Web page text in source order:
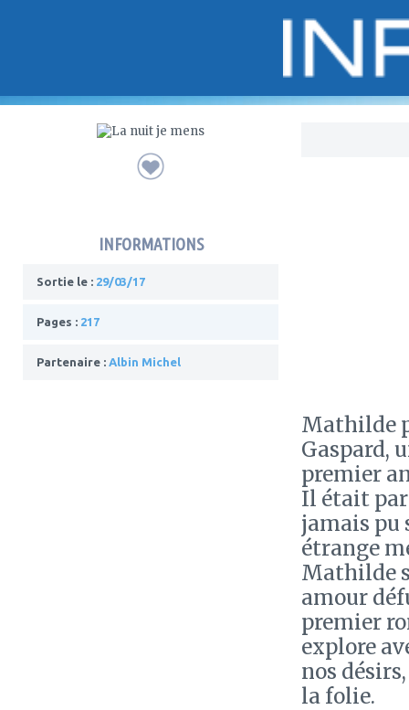
INFORMATIONS
Sortie le : 29/03/17
Pages : 217
Partenaire : Albin Michel
Mathilde
Gaspard,
premier
Il était
jamais pu
étrange
Mathilde
amour
premier
explore
nos
la folie.